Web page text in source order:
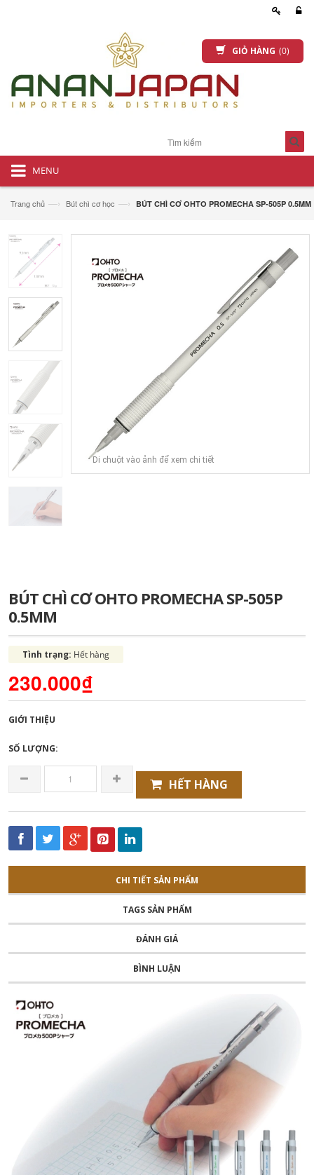
GIỎ HÀNG (0)
MENU
Trang chủ —› Bút chì cơ học —› BÚT CHÌ CƠ OHTO PROMECHA SP-505P 0.5MM
Di chuột vào ảnh để xem chi tiết
BÚT CHÌ CƠ OHTO PROMECHA SP-505P
0.5MM
Tình trạng: Hết hàng
230.000₫
GIỚI THIỆU
SỐ LƯỢNG:
HẾT HÀNG
CHI TIẾT SẢN PHẨM
TAGS SẢN PHẨM
ĐÁNH GIÁ
BÌNH LUẬN